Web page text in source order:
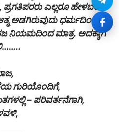
ಎಲ್ಲರೂ ಹೇಳಬೇಕು.
ಅಡಗಿರುವುದು ಧರ್ಮದಿಂದಲ್ಲ,
ನಿಯಮದಿಂದ ಮಾತ್ರ. ಅದಕ್ಕಾಗಿ
ಗುರಿಯೊಂದಿಗೆ,
– ಪರಿವರ್ತನೆಗಾಗಿ,